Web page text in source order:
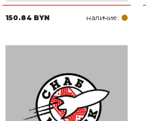
150.84 BYN наличие: